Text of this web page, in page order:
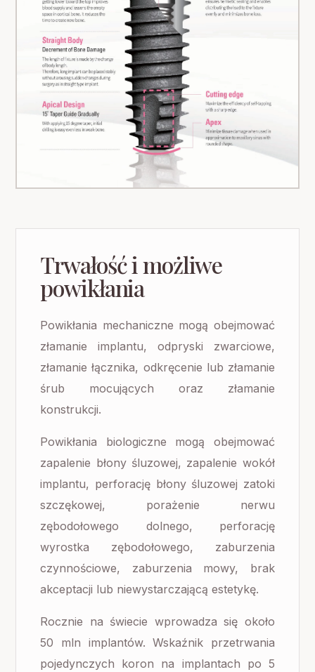
Trwałość i możliwe
powikłania
Powikłania mechaniczne mogą obejmować
złamanie implantu, odpryski zwarciowe,
złamanie łącznika, odkręcenie lub złamanie
śrub mocujących oraz złamanie
konstrukcji.
Powikłania biologiczne mogą obejmować
zapalenie błony śluzowej, zapalenie wokół
implantu, perforację błony śluzowej zatoki
szczękowej, porażenie nerwu
zębodołowego dolnego, perforację
wyrostka zębodołowego, zaburzenia
czynnościowe, zaburzenia mowy, brak
akceptacji lub niewystarczającą estetykę.
Rocznie na świecie wprowadza się około
50 mln implantów. Wskaźnik przetrwania
pojedynczych koron na implantach po 5